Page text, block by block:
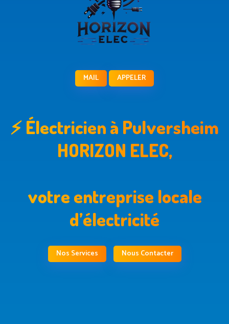
MAIL APPELER
⚡ Électricien à Pulversheim
HORIZON ELEC,
votre entreprise locale
d’électricité
Nos Services Nous Contacter